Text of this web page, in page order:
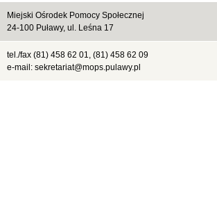
Miejski Ośrodek Pomocy Społecznej
24-100 Puławy, ul. Leśna 17
tel./fax (81) 458 62 01, (81) 458 62 09
e-mail: sekretariat@mops.pulawy.pl